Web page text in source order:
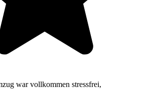
war vollkommen stressfrei,